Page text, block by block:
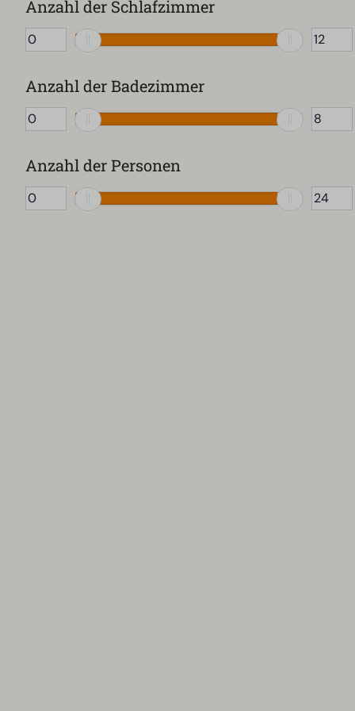
Umzäunter Garten (166)
Infrarot-Sauna (28)
Whirlpool (9)
Traditionelle Sauna (50)
Anzahl der Schlafzimmer
Anzahl der Badezimmer
Anzahl der Personen